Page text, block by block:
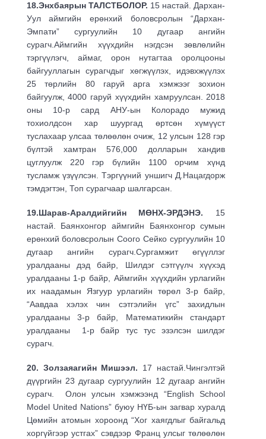
18.Энхбаярын ТАЛСТБОЛОР. 15 настай. Дархан-
Уул аймгийн ерөнхий боловсролын “Дархан-
Эмпати” сургуулийн 10 дугаар ангийн
сурагч.Аймгийн хүүхдийн нэгдсэн зөвлөлийн
тэргүүлэгч, аймаг, орон нутагтаа оролцооны
байгууллагын сурагчдыг хөгжүүлэх, идэвхжүүлэх
25 төрлийн 80 гаруй арга хэмжээг зохион
байгуулж, 4000 гаруй хүүхдийн хамруулсан. 2018
оны 10-р сард АНУ-ын Колорадо мужид
тохиолдсон хар шуургад өртсөн хүмүүст
туслахаар улсаа төлөөлөн очиж, 12 улсын 128 гэр
бүлтэй хамтран 576,000 долларын хандив
цуглуулж 220 гэр бүлийн 1100 орчим хүнд
тусламж үзүүлсэн. Тэргүүний уншигч Д.Нацагдорж
тэмдэгтэн, Топ сурагчаар шалгарсан.
19.Шарав-Аралдийгийн МӨНХ-ЭРДЭНЭ. 15
настай. Баянхонгор аймгийн Баянхонгор сумын
ерөнхий боловсролын Соого Сейко сургуулийн 10
дугаар ангийн сурагч.Сургамжит өгүүллэг
уралдааны дэд байр, Шилдэг сэтгүүлч хүүхэд
уралдааны 1-р байр, Аймгийн хүүхдийн урлагийн
их наадамын Язгуур урлагийн төрөл 3-р байр,
“Аавдаа хэлэх чин сэтгэлийн үгс” захидлын
уралдааны 3-р байр, Математикийн стандарт
уралдааны 1-р байр тус тус эзэлсэн шилдэг
сурагч.
20. Золзаяагийн Мишээл. 17 настай.Чингэлтэй
дүүргийн 23 дугаар сургуулийн 12 дугаар ангийн
сурагч. Олон улсын хэмжээнд “English School
Model United Nations” буюу НҮБ-ын загвар хуралд
Цөмийн атомын хороонд “Хог хаягдлыг байгальд
хоргүйгээр устгах” сэвдээр Франц улсыг төлөөлөн